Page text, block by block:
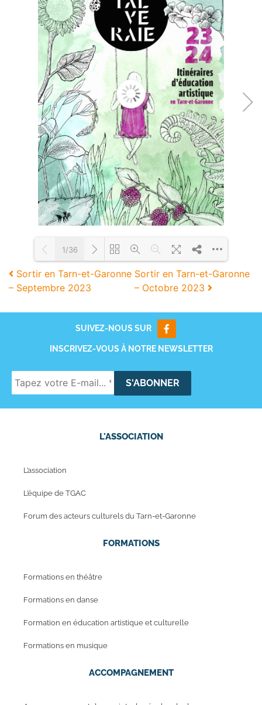
Loading PDF 23% ...
1/36
Sortir en Tarn-et-Garonne
– Septembre 2023
Sortir en Tarn-et-Garonne
– Octobre 2023
SUIVEZ-NOUS SUR
INSCRIVEZ-VOUS À NOTRE NEWSLETTER
L'ASSOCIATION
L’association
L’équipe de TGAC
Forum des acteurs culturels du Tarn-et-Garonne
FORMATIONS
Formations en théâtre
Formations en danse
Formation en éducation artistique et culturelle
Formations en musique
ACCOMPAGNEMENT